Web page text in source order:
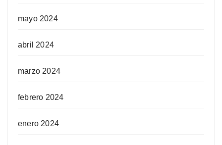
mayo 2024
abril 2024
marzo 2024
febrero 2024
enero 2024